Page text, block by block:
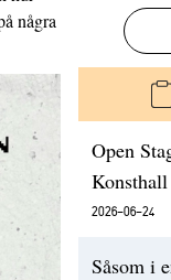
några
Open
Konsthall
2026-06-24
Såsom i